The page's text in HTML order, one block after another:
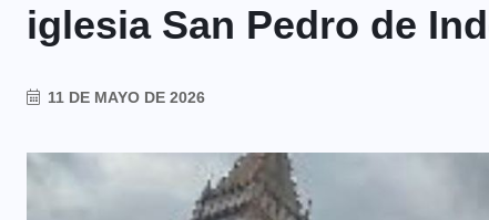
iglesia San Pedro de
11 DE MAYO DE 2026